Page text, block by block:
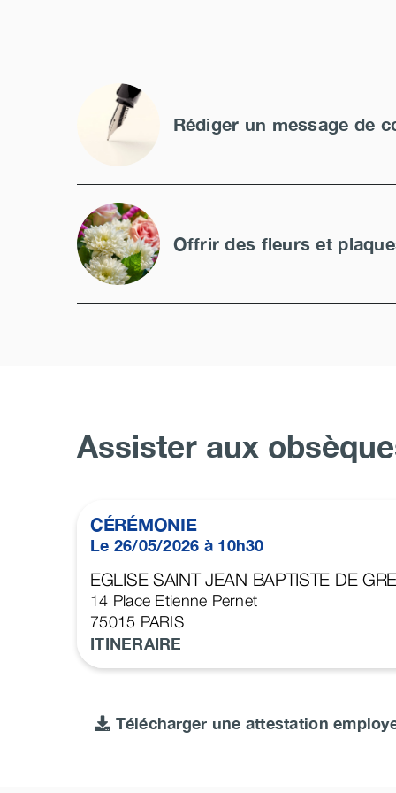
Rédiger un message de
Offrir des fleurs et
Assister aux
CÉRÉMONIE
Le 26/05/2026 à 10h30
EGLISE SAINT JEAN BAPTISTE DE
14 Place Etienne Pernet
75015 PARIS
ITINERAIRE
Télécharger une attestation